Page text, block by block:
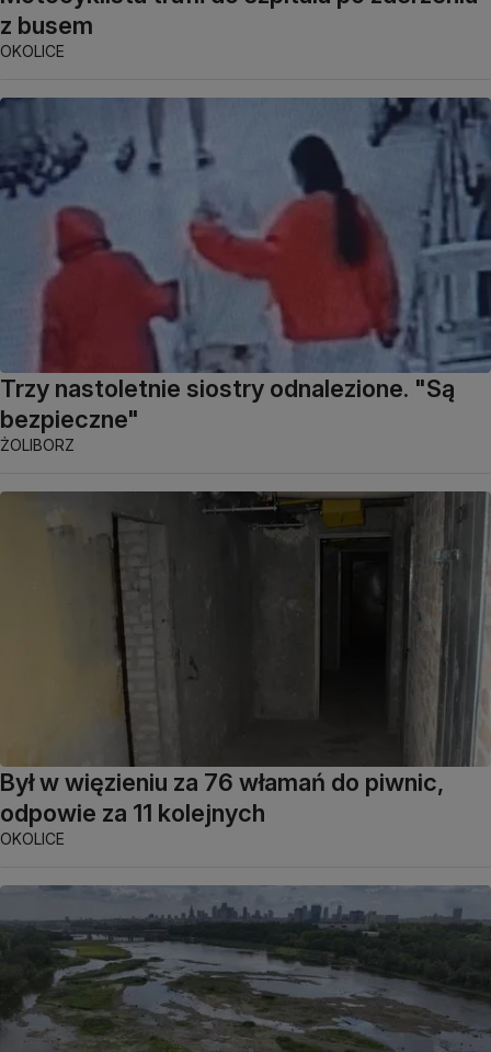
z busem
OKOLICE
Trzy nastoletnie siostry odnalezione. "Są
bezpieczne"
ŻOLIBORZ
Był w więzieniu za 76 włamań do piwnic,
odpowie za 11 kolejnych
OKOLICE